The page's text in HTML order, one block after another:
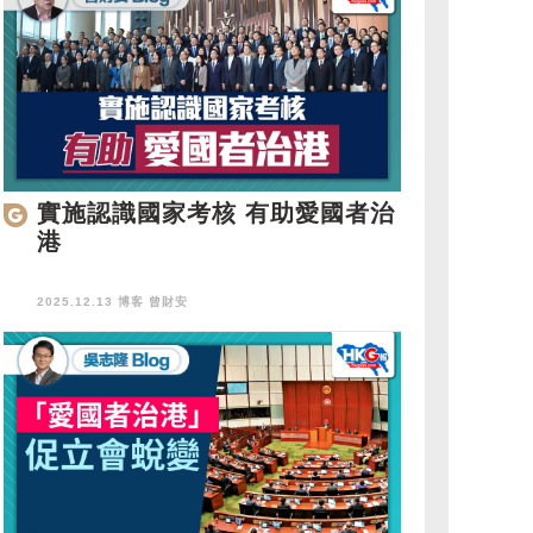
實施認識國家考核 有助愛國者治
港
2025.12.13 博客 曾財安